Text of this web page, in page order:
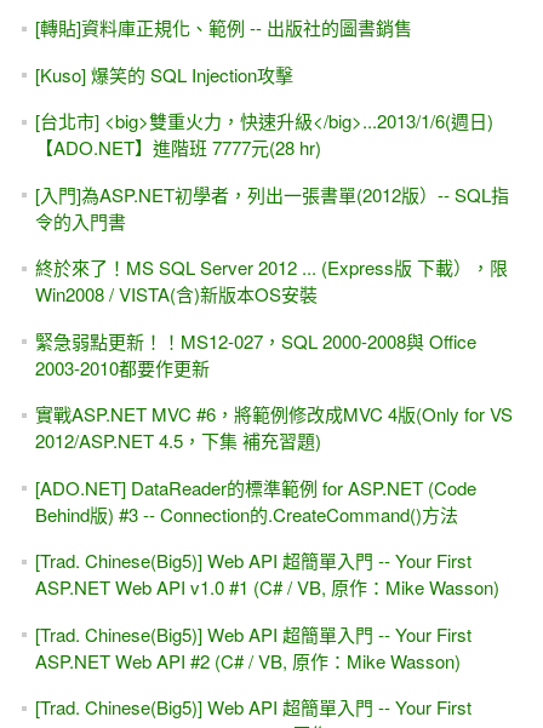
[MSDN範例]Strongly Typed 強型別 (類別檔)
[轉貼] 簡單易懂、範例實用的 ASP.NET Web Form教學網站
Excel 2016的安裝資料夾？ .xls檔的圖示消失不見了
ASP.NET Button控制項的 PostBackUrl屬性，還會執行 Click
事件嗎？
Xamarin入門的第一個範例
ASP.NET Core & ADO.NET 入門 #2 -- 讀取appsettings.json
設定檔與參數的寫法（SqlCommand）
[勘誤表]深入探索 .NET資料存取：ADO.NET +
SqlDataSource+ LINQ (松崗)
ASP.NET Core & ADO.NET 入門 #1 -- 資料庫連結
（SqlConnection）
[YouTube影片] 如果程式「會動」就好，學那麼多屬性與方法
幹嘛？
[書本導讀] 深入探索 .NET資料存取：ADO.NET +
SqlDataSource+ LINQ (松崗)
[FAQ] ASP.NET錯誤訊息 -- 剖析器錯誤 (Parser Error)
SqlDataSource+ LINQ (松崗)